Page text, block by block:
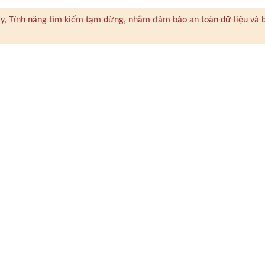
Tính năng tìm kiếm tạm dừng, nhằm đảm bảo an toàn dữ liệu và